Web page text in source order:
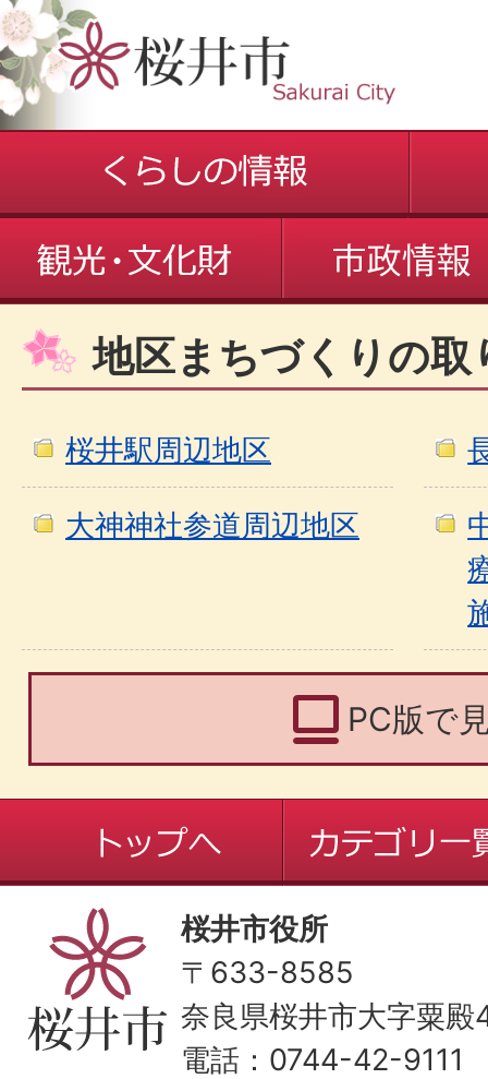
地区まちづくりの取
桜井駅周辺地区
大神神社参道周辺地区
PC版で
桜井市役所
〒633-8585
奈良県桜井市大字粟
電話：0744-42-9111